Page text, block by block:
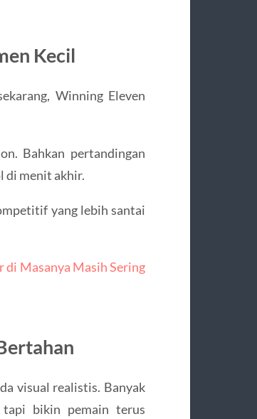
Kecil
Winning Eleven
Bahkan pertandingan
di menit akhir.
yang lebih santai
di Masanya Masih Sering
visual realistis. Banyak
tapi bikin pemain terus